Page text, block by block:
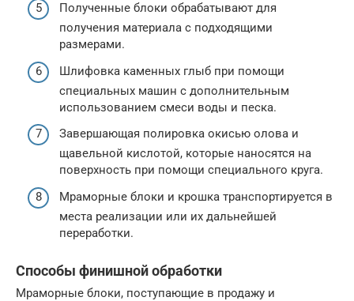
Полученные блоки обрабатывают для
получения материала с подходящими
размерами.
Шлифовка каменных глыб при помощи
специальных машин с дополнительным
использованием смеси воды и песка.
Завершающая полировка окисью олова и
щавельной кислотой, которые наносятся на
поверхность при помощи специального круга.
Мраморные блоки и крошка транспортируется в
места реализации или их дальнейшей
переработки.
Способы финишной обработки
Мраморные блоки, поступающие в продажу и